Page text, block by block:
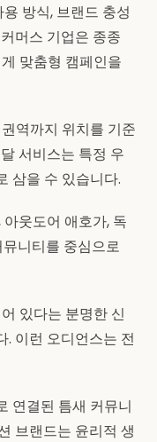
방식, 브랜드 충성
머스 기업은 종종
맞춤형 캠페인을
역까지 위치를 기준
서비스는 특정 우
삼을 수 있습니다.
웃도어 애호가, 독
니티를 중심으로
있다는 분명한 신
. 이런 오디언스는 전
연결된 틈새 커뮤니
브랜드는 윤리적 생